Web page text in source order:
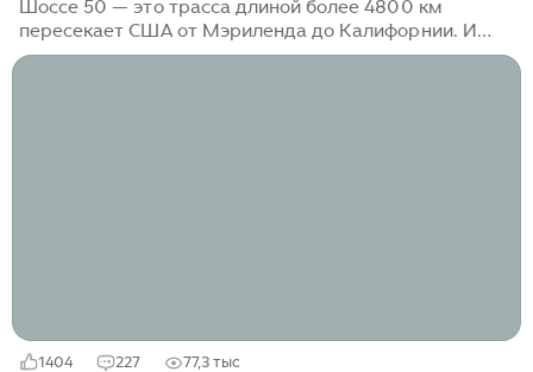
Шоссе 50 — это трасса длиной более 4800 км
пересекает США от Мэриленда до Калифорнии. И
вроде трасса как трасса, но один её отрезок в Неваде
1404 227 77,3 тыс